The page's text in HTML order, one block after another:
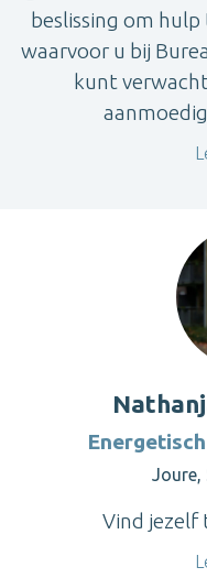
beslissing om
waarvoor u bij
kunt
Joure,
Vind jezelf